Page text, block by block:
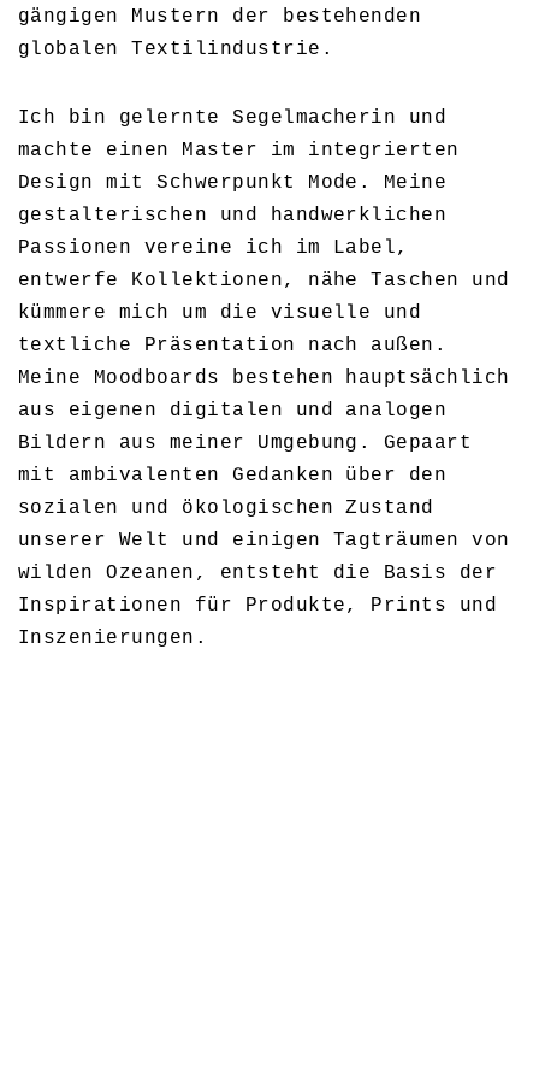
gängigen Mustern der bestehenden
globalen Textilindustrie.
Ich bin gelernte Segelmacherin und
machte einen Master im integrierten
Design mit Schwerpunkt Mode. Meine
gestalterischen und handwerklichen
Passionen vereine ich im Label,
entwerfe Kollektionen, nähe Taschen und
kümmere mich um die visuelle und
textliche Präsentation nach außen.
Meine Moodboards bestehen hauptsächlich
aus eigenen digitalen und analogen
Bildern aus meiner Umgebung. Gepaart
mit ambivalenten Gedanken über den
sozialen und ökologischen Zustand
unserer Welt und einigen Tagträumen von
wilden Ozeanen, entsteht die Basis der
Inspirationen für Produkte, Prints und
Inszenierungen.